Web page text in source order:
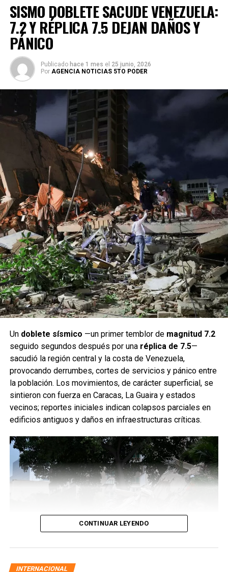
SISMO DOBLETE SACUDE VENEZUELA:
7.2 Y RÉPLICA 7.5 DEJAN DAÑOS Y
PÁNICO
Publicado hace 1 mes el 25 junio, 2026
Por AGENCIA NOTICIAS 5TO PODER
Un doblete sísmico —un primer temblor de magnitud 7.2
seguido segundos después por una réplica de 7.5—
sacudió la región central y la costa de Venezuela,
provocando derrumbes, cortes de servicios y pánico entre
la población. Los movimientos, de carácter superficial, se
sintieron con fuerza en Caracas, La Guaira y estados
vecinos; reportes iniciales indican colapsos parciales en
edificios antiguos y daños en infraestructuras críticas.
CONTINUAR LEYENDO
INTERNACIONAL